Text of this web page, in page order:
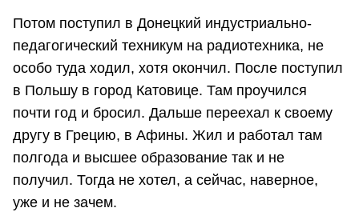
Потом поступил в Донецкий индустриально-
педагогический техникум на радиотехника, не
особо туда ходил, хотя окончил. После поступил
в Польшу в город Катовице. Там проучился
почти год и бросил. Дальше переехал к своему
другу в Грецию, в Афины. Жил и работал там
полгода и высшее образование так и не
получил. Тогда не хотел, а сейчас, наверное,
уже и не зачем.